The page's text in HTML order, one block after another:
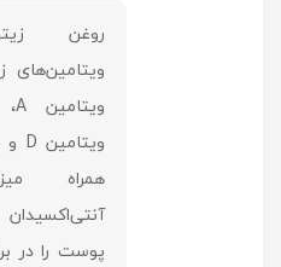
روغن
ویتامین‌های
همراه
پوست را در